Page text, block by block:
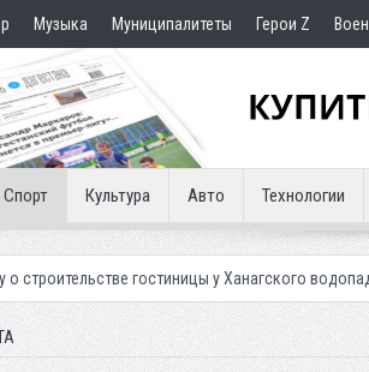
Музыка Муниципалитеты Герои Z
Спорт Культура Авто Технологии
у Ханагского водопада Власти